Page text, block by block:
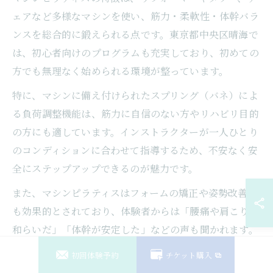
ェアなど多様なマシンを使い、筋力・柔軟性・体幹バラ
ンスを総合的に鍛えられる点です。東京都中央区晴海で
は、初心者向けのプログラムも充実しており、初めての
方でも無理なく始められる環境が整っています。
特に、マシンに備え付けられたスプリング（バネ）によ
る負荷調整機能は、筋力に自信のない方やリハビリ目的
の方にも適しています。インストラクターが一人ひとり
のコンディションに合わせて指導するため、不安なく安
全にステップアップできるのが魅力です。
また、マシンピラティスはフォームの矯正や姿勢改善に
も効果的とされており、体験者からは「腰痛や肩こりが
和らいだ」「体幹が安定した」などの声も聞かれます。
初心者はまず体験レッスンから始め、自分に合ったスタ
初回体験予約 チケット購入